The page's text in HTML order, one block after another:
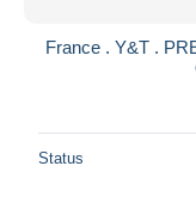
France . Y&T .
Status